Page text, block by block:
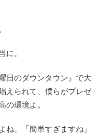
に。
日のダウンタウン』で大
えられて、僕らがプレゼ
の環境よ。
ね。「簡単すぎますね」